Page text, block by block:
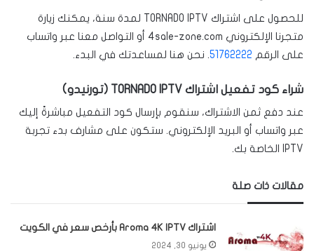
للحصول على اشتراك TORNADO IPTV لمدة سنة، يمكنك زيارة
متجرنا الإلكتروني 4sale-zone.com أو التواصل معنا عبر واتساب
على الرقم 51762222. نحن هنا لمساعدتك في البدء.
شراء كود تفعيل اشتراك TORNADO IPTV (تورنيدو)
عند دفع ثمن الاشتراك، سنقوم بإرسال كود التفعيل مباشرةً إليك
عبر واتساب أو البريد الإلكتروني. ستكون على مشارف بدء تجربة
IPTV الخاصة بك.
مقالات ذات صلة
اشتراك Aroma 4K IPTV بأرخص سعر في الكويت
يونيو 30, 2024